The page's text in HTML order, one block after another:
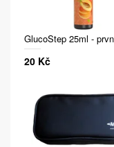
GlucoStep 25ml -
20 Kč